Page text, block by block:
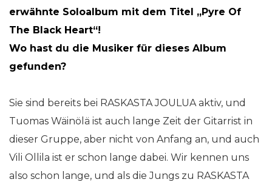
erwähnte Soloalbum mit dem Titel „Pyre Of
The Black Heart“!
Wo hast du die Musiker für dieses Album
gefunden?
Sie sind bereits bei RASKASTA JOULUA aktiv, und
Tuomas Wäinölä ist auch lange Zeit der Gitarrist in
dieser Gruppe, aber nicht von Anfang an, und auch
Vili Ollila ist er schon lange dabei. Wir kennen uns
also schon lange, und als die Jungs zu RASKASTA